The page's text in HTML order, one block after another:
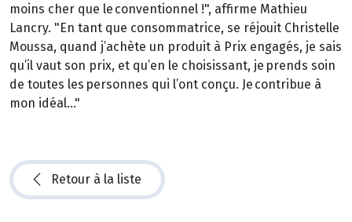
moins cher que le conventionnel !", affirme Mathieu
Lancry. "En tant que consommatrice, se réjouit Christelle
Moussa, quand j’achète un produit à Prix engagés, je sais
qu’il vaut son prix, et qu’en le choisissant, je prends soin
de toutes les personnes qui l’ont conçu. Je contribue à
mon idéal…"
Retour à la liste